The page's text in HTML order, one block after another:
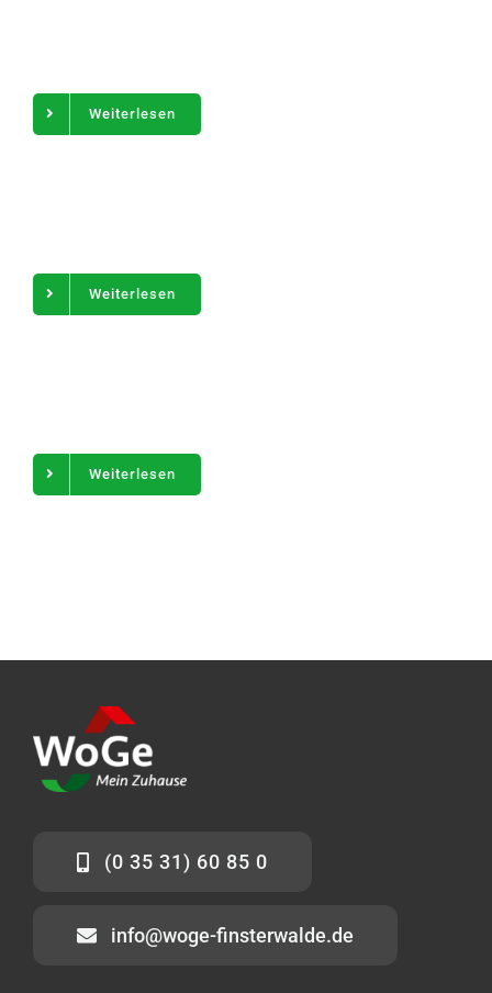
Weiterlesen
Weiterlesen
Weiterlesen
(0 35 31) 60 85 0
info@woge-finsterwalde.de